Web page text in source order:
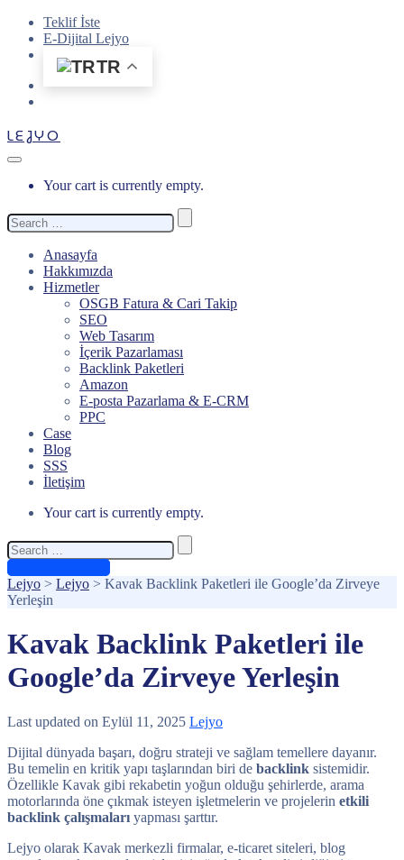
Teklif İste
E-Dijital Lejyo
TR
LEJYO
Your cart is currently empty.
Search
for:
Anasayfa
Hakkımızda
Hizmetler
OSGB Fatura & Cari Takip
SEO
Web Tasarım
İçerik Pazarlaması
Backlink Paketleri
Amazon
E-posta Pazarlama & E-CRM
PPC
Case
Blog
SSS
İletişim
Your cart is currently empty.
Search
for:
Lejyo > Lejyo > Kavak Backlink Paketleri ile Google’da Zirveye
Yerleşin
Kavak Backlink Paketleri ile
Google’da Zirveye Yerleşin
Last updated on Eylül 11, 2025 Lejyo
Dijital dünyada başarı, doğru strateji ve sağlam temellere dayanır.
Bu temelin en kritik yapı taşlarından biri de backlink sistemidir.
Özellikle Kavak gibi rekabetin yoğun olduğu şehirlerde, arama
motorlarında öne çıkmak isteyen işletmelerin ve projelerin etkili
backlink çalışmaları yapması şarttır.
Lejyo olarak Kavak merkezli firmalar, e-ticaret siteleri, blog